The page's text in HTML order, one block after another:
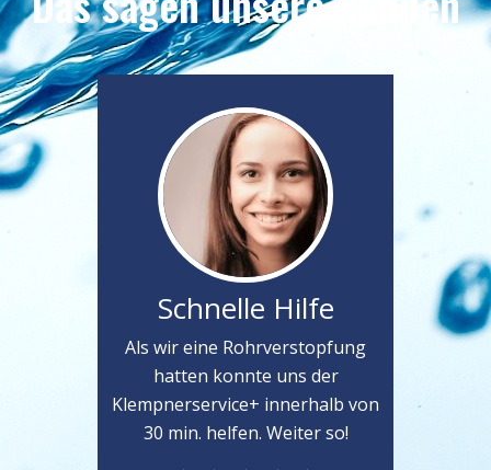
Schnelle Hilfe
Als wir eine Rohrverstopfung
hatten konnte uns der
Klempnerservice+ innerhalb von
30 min. helfen. Weiter so!